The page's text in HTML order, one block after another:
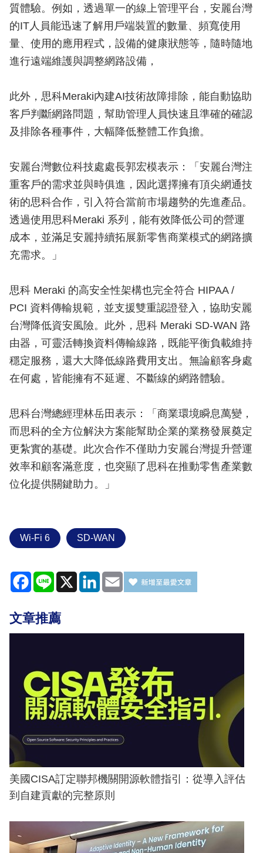
質體驗。例如，透過單一的線上管理平台，安麗台灣
的IT人員能迅速了解用戶端裝置的數量、頻寬使用
量、使用的應用程式，設備的健康狀態等，隨時隨地
進行遠端維護與調整網路設備，
此外，思科Meraki內建AI技術故障排除，能自動協助
客戶判斷網路問題，幫助管理人員快速且準確的確認
及排除各種事件，大幅降低整體工作負擔。
安麗台灣數位科技處處長郭宏模表示：「安麗台灣注
重客戶的需求並與時俱進，因此選擇擁有頂尖網通技
術的思科合作，引入符合當前市場趨勢的先進產品。
透過使用思科Meraki 系列，能有效降低公司的營運
成本，並滿足安麗持續拓展新零售商業模式的網路擴
充需求。」
思科 Meraki 的高安全性架構也完全符合 HIPAA /
PCI 資料傳輸規範，並支援雙重認證登入，協助安麗
台灣降低資安風險。此外，思科 Meraki SD-WAN 路
由器，可靈活轉換資料傳輸線路，既能平衡負載維持
穩定服務，還大大降低線路費用支出。無論顧客身處
在何處，皆能擁有不延遲、不斷線的網路體驗。
思科台灣總經理林岳田表示：「商業環境瞬息萬變，
而思科的全方位解決方案能幫助企業的業務發展奠定
更紮實的基礎。此次合作不僅助力安麗台灣提升營運
效率和顧客滿意度，也突顯了思科在推動零售產業數
位化提供關鍵助力。」
Wi-Fi 6 SD-WAN
Facebook
Line X LinkedIn
Email
文章推薦
美國CISA訂定聯邦機關開源軟體指引：從導入評估
到自建貢獻的完整原則